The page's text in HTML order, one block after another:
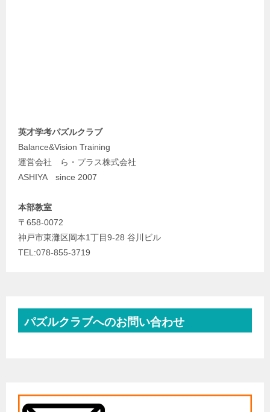
英才学考パズルクラブ
Balance&Vision Training
運営会社 ら・プラス株式会社
ASHIYA since 2007
本部教室
〒658-0072
神戸市東灘区岡本1丁目9-28 谷川ビル
TEL:078-855-3719
パズルクラブへのお問い合わせ